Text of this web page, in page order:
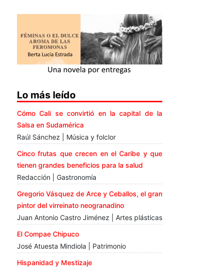
Lo más leído
Cómo Cali se convirtió en la capital de la
Salsa en Sudamérica
Raúl Sánchez | Música y folclor
Cinco frutas que crecen en el Caribe y que
tienen grandes beneficios para la salud
Redacción | Gastronomía
Gregorio Vásquez de Arce y Ceballos, el gran
pintor del virreinato neogranadino
Juan Antonio Castro Jiménez | Artes plásticas
El Compae Chipuco
José Atuesta Mindiola | Patrimonio
Hispanidad y Mestizaje